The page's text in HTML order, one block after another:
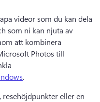
videor som du kan dela
som ni kan njuta av
att kombinera
Photos till
.
, resehöjdpunkter eller en